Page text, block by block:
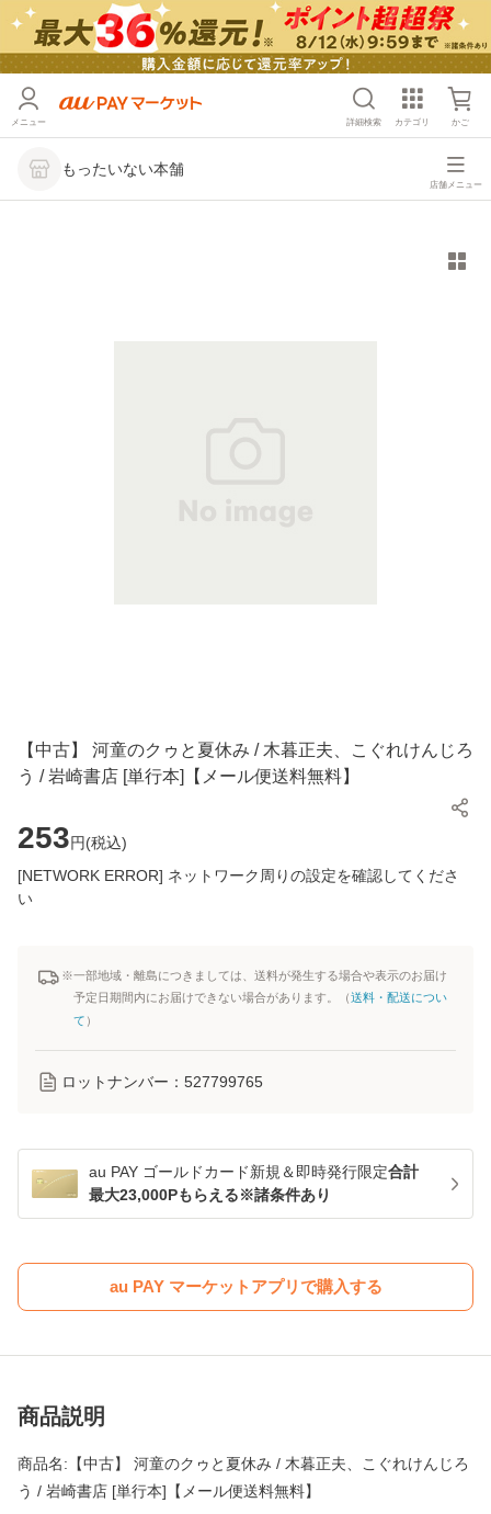
メニュー 詳細検索 カテゴリ かご
もったいない本舗
店舗メニュー
【中古】 河童のクゥと夏休み / 木暮正夫、こぐれけんじろ
う / 岩崎書店 [単行本]【メール便送料無料】
253円(税込)
[NETWORK ERROR] ネットワーク周りの設定を確認してくださ
い
※一部地域・離島につきましては、送料が発生する場合や表示のお届け
予定日期間内にお届けできない場合があります。（送料・配送につい
て ）
ロットナンバー： 527799765
au PAY ゴールドカード新規＆即時発行限定合計
最大23,000Pもらえる※諸条件あり
au PAY マーケットアプリで購入する
商品説明
商品名:【中古】 河童のクゥと夏休み / 木暮正夫、こぐれけんじろ
う / 岩崎書店 [単行本]【メール便送料無料】